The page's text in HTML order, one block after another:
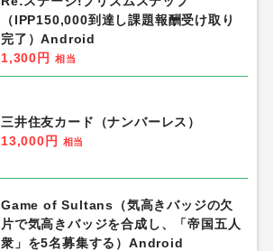
（IPP150,000到達し課題報酬受け取り
完了）Android
1,300円
相当
三井住友カード（ナンバーレス）
13,000円
相当
Game of Sultans（気高きバッジの欠
片で気高きバッジを合成し、「帝国五人
衆」を5名募集する）Android